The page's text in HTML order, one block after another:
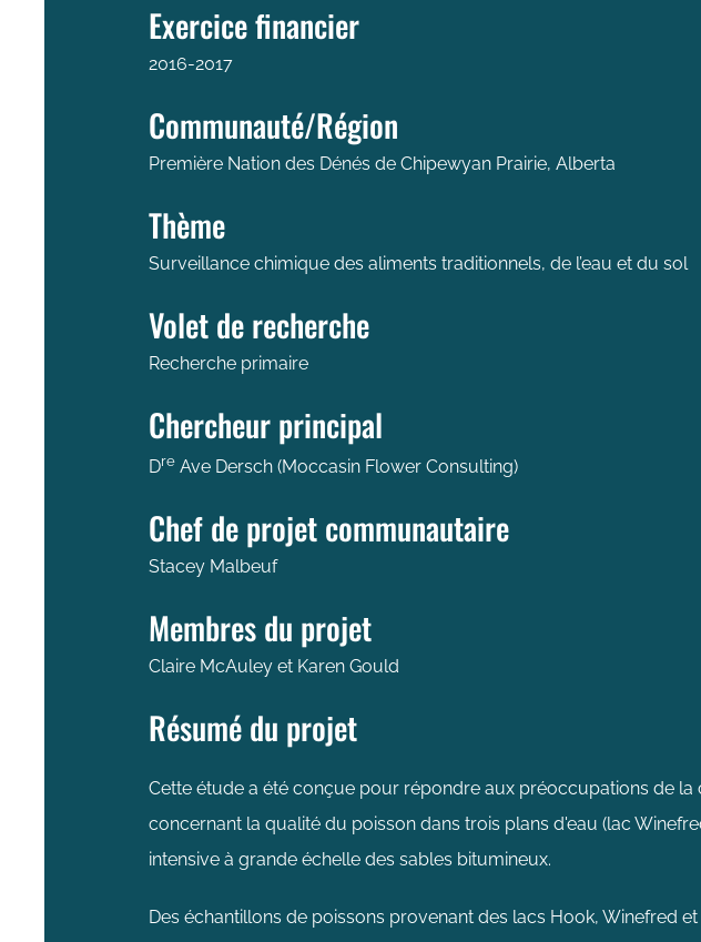
Exercice financier
2016-2017
Communauté/Région
Première Nation des Dénés de Chipewyan Prairie, Alberta
Thème
Surveillance chimique des aliments traditionnels, de l’eau et du sol
Volet de recherche
Recherche primaire
Chercheur principal
Dre Ave Dersch (Moccasin Flower Consulting)
Chef de projet communautaire
Stacey Malbeuf
Membres du projet
Claire McAuley et Karen Gould
Résumé du projet
Cette étude a été conçue pour répondre aux préoccupations de
concernant la qualité du poisson dans trois plans d'eau (lac
intensive à grande échelle des sables bitumineux.
Des échantillons de poissons provenant des lacs Hook, Winefred